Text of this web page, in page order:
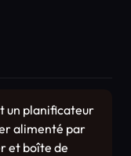
un planificateur
alimenté par
et boîte de